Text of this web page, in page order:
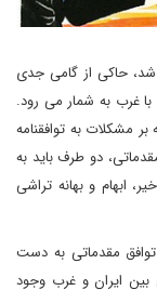
شد، حاکی از گامی جدی
غرب به شمار می رود.
مشکلات به توافقنامه
دو طرف باید به
ابهام و بهانه تراشی
مقدماتی به دست
دشمنی بین ایران و غرب وجود